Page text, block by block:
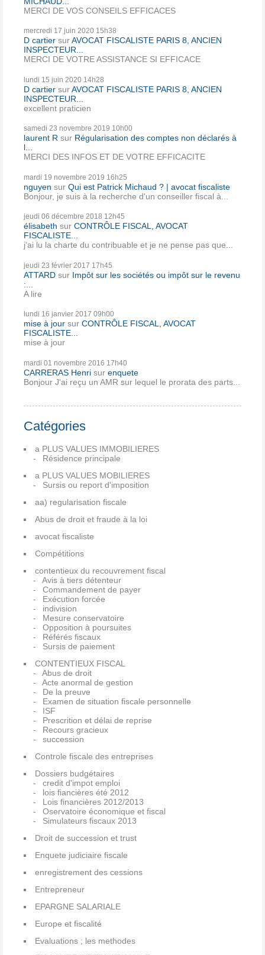
MERCI DE VOS CONSEILS EFFICACES
mercredi 17 juin 2020 15h38
D cartier surAVOCAT FISCALISTE PARIS 8, ANCIEN
INSPECTEUR...
MERCI DE VOTRE ASSISTANCE SI EFFICACE
lundi 15 juin 2020 14h28
D cartier surAVOCAT FISCALISTE PARIS 8, ANCIEN
INSPECTEUR...
excellent praticien
samedi 23 novembre 2019 10h00
laurent R sur Régularisation des comptes non déclarés à
l...
MERCI DES INFOS ET DE VOTRE EFFICACITE
mardi 19 novembre 2019 16h25
nguyen sur Qui est Patrick Michaud ? | avocat fiscaliste
Bonjour, je suis à la recherche d'un conseiller fiscal à...
jeudi 06 décembre 2018 12h45
élisabeth sur CONTRÔLE FISCAL, AVOCAT
FISCALISTE...
j'ai lu la charte du contribuable et je ne pense pas que...
jeudi 23 février 2017 17h45
ATTARD sur Impôt sur les sociétés ou impôt sur le revenu
:...
A lire
lundi 16 janvier 2017 09h00
mise à jour sur CONTRÔLE FISCAL, AVOCAT
FISCALISTE...
mise à jour
mardi 01 novembre 2016 17h40
CARRERAS Henri sur enquete
Bonjour J'ai reçu un AMR sur lequel le prorata des parts...
Catégories
a PLUS VALUES IMMOBILIERES
Résidence principale
a PLUS VALUES MOBILIERES
Sursis ou report d'imposition
aa) regularisation fiscale
Abus de droit et fraude à la loi
avocat fiscaliste
Compétitions
contentieux du recouvrement fiscal
Avis à tiers détenteur
Commandement de payer
Exécution forcée
indivision
Mesure conservatoire
Opposition à poursuites
Référés fiscaux
Sursis de paiement
CONTENTIEUX FISCAL
Abus de droit
Acte anormal de gestion
De la preuve
Examen de situation fiscale personnelle
ISF
Prescrition et délai de reprise
Recours gracieux
succession
Controle fiscale des entreprises
Dossiers budgétaires
credit d'impot emploi
lois fiancières été 2012
Lois financières 2012/2013
Oservatoire économique et fiscal
Simulateurs fiscaux 2013
Droit de succession et trust
Enquete judiciaire fiscale
enregistrement des cessions
Entrepreneur
EPARGNE SALARIALE
Europe et fiscalité
Evaluations ; les methodes